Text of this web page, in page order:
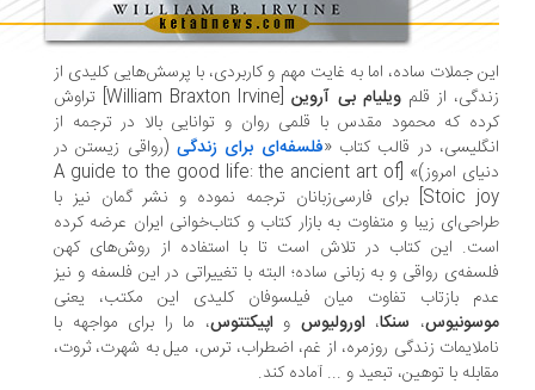
جملات ساده، اما به غایت مهم و کاربردی، با پرسش‌هایی کلیدی از
از قلمویلیام بی آروین
[William Braxton Irvine] تراوش
که محمود مقدس با قلمی روان و توانایی بالا در ترجمه از
در قالب کتاب «فلسفه‌ای برای زندگی (رواقی زیستن در
دنیای امروز)» [A guide to the good life: the ancient art of
Stoic joy] برای فارسی‌زبانان ترجمه نموده و نشر گمان نیز با
زیبا و متفاوت به بازار کتاب و کتاب‌خوانی ایران عرضه کرده
این کتاب در تلاش است تا با استفاده از روش‌های کهن
رواقی و به زبانی ساده؛ البته با تغییراتی در این فلسفه و نیز
بازتاب تفاوت میان فیلسوفان کلیدی این مکتب، یعنی
،سنکا، اورولیوسواپیکتتوس، ما را برای مواجهه با
زندگی روزمره، از غم، اضطراب، ترس، میل به شهرت، ثروت،
با توهین، تبعید و ... آماده کند.